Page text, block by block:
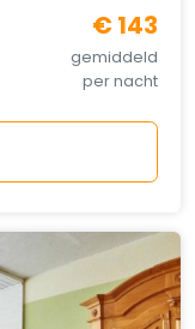
€ 143
gemiddeld
per nacht